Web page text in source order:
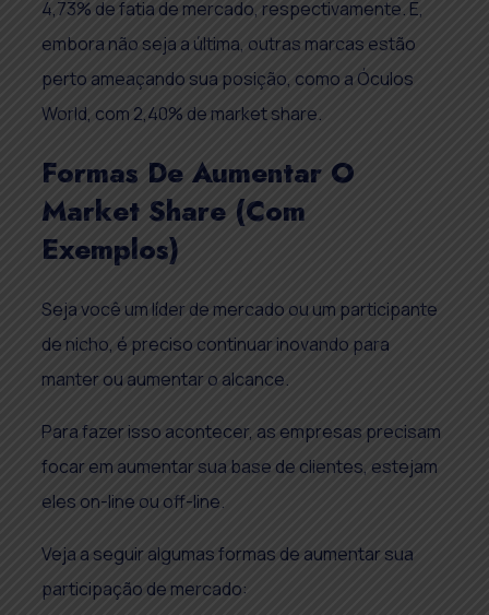
4,73% de fatia de mercado, respectivamente. E,
embora não seja a última, outras marcas estão
perto ameaçando sua posição, como a Óculos
World, com 2,40% de market share.
Formas De Aumentar O
Market Share (com
Exemplos)
Seja você um líder de mercado ou um participante
de nicho, é preciso continuar inovando para
manter ou aumentar o alcance.
Para fazer isso acontecer, as empresas precisam
focar em aumentar sua base de clientes, estejam
eles on-line ou off-line.
Veja a seguir algumas formas de aumentar sua
participação de mercado: